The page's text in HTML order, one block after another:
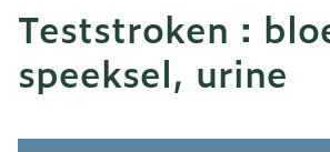
Teststroken :
speeksel, urine